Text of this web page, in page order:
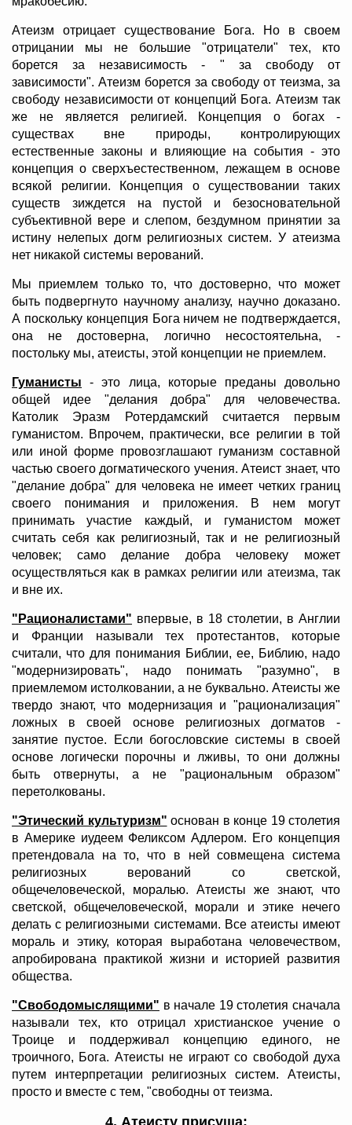
Атеизм отрицает существование Бога. Но в своем
отрицании мы не большие "отрицатели" тех, кто
борется за независимость - " за свободу от
зависимости". Атеизм борется за свободу от теизма, за
свободу независимости от концепций Бога. Атеизм так
же не является религией. Концепция о богах -
существах вне природы, контролирующих
естественные законы и влияющие на события - это
концепция о сверхъестественном, лежащем в основе
всякой религии. Концепция о существовании таких
существ зиждется на пустой и безосновательной
субъективной вере и слепом, бездумном принятии за
истину нелепых догм религиозных систем. У атеизма
нет никакой системы верований.
Мы приемлем только то, что достоверно, что может
быть подвергнуто научному анализу, научно доказано.
А поскольку концепция Бога ничем не подтверждается,
она не достоверна, логично несостоятельна, -
постольку мы, атеисты, этой концепции не приемлем.
Гуманисты - это лица, которые преданы довольно
общей идее "делания добра" для человечества.
Католик Эразм Ротердамский считается первым
гуманистом. Впрочем, практически, все религии в той
или иной форме провозглашают гуманизм составной
частью своего догматического учения. Атеист знает, что
"делание добра" для человека не имеет четких границ
своего понимания и приложения. В нем могут
принимать участие каждый, и гуманистом может
считать себя как религиозный, так и не религиозный
человек; само делание добра человеку может
осуществляться как в рамках религии или атеизма, так
и вне их.
"Рационалистами" впервые, в 18 столетии, в Англии
и Франции называли тех протестантов, которые
считали, что для понимания Библии, ее, Библию, надо
"модернизировать", надо понимать "разумно", в
приемлемом истолковании, а не буквально. Атеисты же
твердо знают, что модернизация и "рационализация"
ложных в своей основе религиозных догматов -
занятие пустое. Если богословские системы в своей
основе логически порочны и лживы, то они должны
быть отвернуты, а не "рациональным образом"
перетолкованы.
"Этический культуризм" основан в конце 19 столетия
в Америке иудеем Феликсом Адлером. Его концепция
претендовала на то, что в ней совмещена система
религиозных верований со светской,
общечеловеческой, моралью. Атеисты же знают, что
светской, общечеловеческой, морали и этике нечего
делать с религиозными системами. Все атеисты имеют
мораль и этику, которая выработана человечеством,
апробирована практикой жизни и историей развития
общества.
"Свободомыслящими" в начале 19 столетия сначала
называли тех, кто отрицал христианское учение о
Троице и поддерживал концепцию единого, не
троичного, Бога. Атеисты не играют со свободой духа
путем интерпретации религиозных систем. Атеисты,
просто и вместе с тем, "свободны от теизма.